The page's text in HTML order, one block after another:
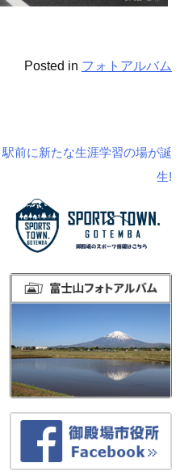
Posted in フォトアルバム
駅前に新たな生涯学習の場が誕
生!